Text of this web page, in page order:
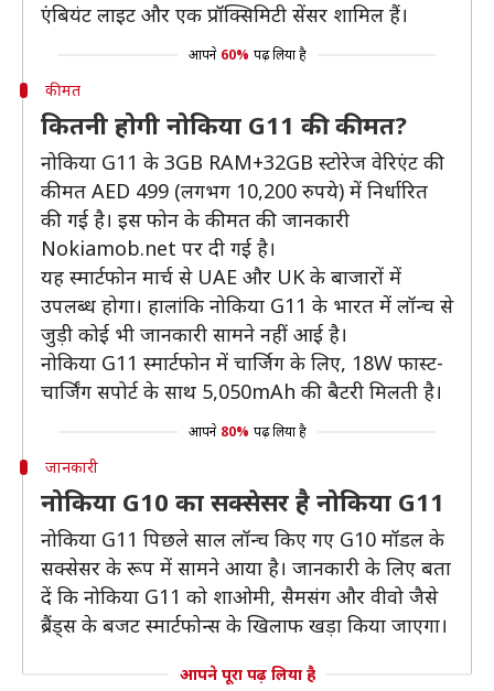
एंबियंट लाइट और एक प्रॉक्सिमिटी सेंसर शामिल हैं।
आपने 60% पढ़ लिया है
कीमत
कितनी होगी नोकिया G11 की कीमत?
नोकिया G11 के 3GB RAM+32GB स्टोरेज वेरिएंट की
कीमत AED 499 (लगभग 10,200 रुपये) में निर्धारित
की गई है। इस फोन के कीमत की जानकारी
Nokiamob.net पर दी गई है।
यह स्मार्टफोन मार्च से UAE और UK के बाजारों में
उपलब्ध होगा। हालांकि नोकिया G11 के भारत में लॉन्च से
जुड़ी कोई भी जानकारी सामने नहीं आई है।
नोकिया G11 स्मार्टफोन में चार्जिग के लिए, 18W फास्ट-
चार्जिंग सपोर्ट के साथ 5,050mAh की बैटरी मिलती है।
आपने 80% पढ़ लिया है
जानकारी
नोकिया G10 का सक्सेसर है नोकिया G11
नोकिया G11 पिछले साल लॉन्च किए गए G10 मॉडल के
सक्सेसर के रूप में सामने आया है। जानकारी के लिए बता
दें कि नोकिया G11 को शाओमी, सैमसंग और वीवो जैसे
ब्रैंड्स के बजट स्मार्टफोन्स के खिलाफ खड़ा किया जाएगा।
आपने पूरा पढ़ लिया है